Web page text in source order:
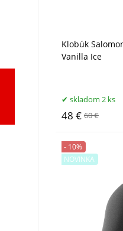
Klobúk
Vanilla Ice
skladom 2 ks
48 € 60 €
- 10%
NOVINKA